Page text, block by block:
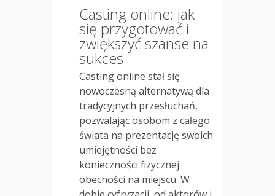
Casting online: jak
się przygotować i
zwiększyć szanse na
sukces
Casting online stał się
nowoczesną alternatywą dla
tradycyjnych przesłuchań,
pozwalając osobom z całego
świata na prezentację swoich
umiejętności bez
konieczności fizycznej
obecności na miejscu. W